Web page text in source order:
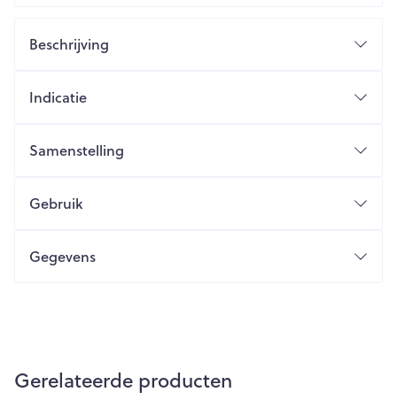
Beschrijving
Indicatie
Samenstelling
Gebruik
Gegevens
Gerelateerde producten